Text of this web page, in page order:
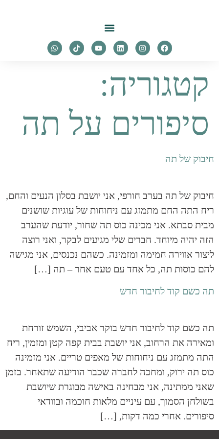
קטגוריה:
סיפורים על תה
חיבוק של תה
חיבוק של תה בערב חורפי, אני יושבת בסלון הנעים והחם,
ריח התה החם מתמזג עם ניחוחות של עוגיות שושנים
מבית סבתא. אני מכינה כוס תה שחור, יודעת שהערב
הזה יהיה מיוחד. חברים שלי מגיעים לבקר, ואני רוצה
ליצור אווירה חמימה ומזמינה. כשהם נכנסים, אני מגישה
להם כוסות תה, כל אחד עם טעם אחר – תה […]
תה כשם קוד לחיבור חדש
תה כשם קוד לחיבור חדש בוקר אביבי, השמש זורחת
ומאירה את הרחוב, אני יושבת בבית קפה קטן ומזמין, ריח
התה מתמזג עם ניחוחות של מאפים טריים. אני מזמינה
כוס תה ירוק, ומחכה לחברה שכבר הודיעה שתאחר. בזמן
שאני ממתינה, אני מבחינה באישה מבוגרת שיושבת
בשולחן הסמוך, עם עיניים מלאות חוכמה ובוודאי
סיפורים. אחרי כמה דקות, […]